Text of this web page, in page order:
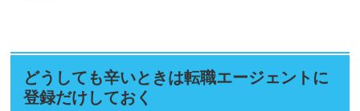
どうしても辛いときは転職エージェントに
登録だけしておく